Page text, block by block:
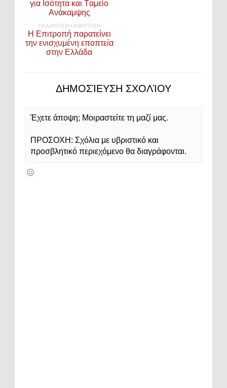
για Ισότητα και Tαμείο
Ανάκαμψης
ΠΑΛΑΙΌΤΕΡΗ ΑΝΆΡΤΗΣΗ
Η Επιτροπή παρατείνει
την ενισχυμένη εποπτεία
στην Ελλάδα
ΔΗΜΟΣΊΕΥΣΗ ΣΧΟΛΊΟΥ
Έχετε άποψη; Μοιραστείτε τη μαζί μας.
ΠΡΟΣΟΧΗ: Σχόλια με υβριστικό και
προσβλητικό περιεχόμενο θα διαγράφονται.